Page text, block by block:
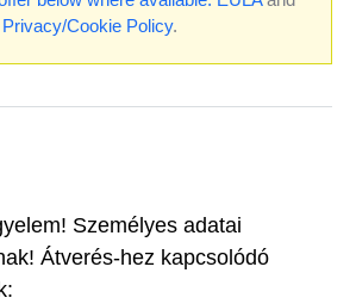
Privacy/Cookie Policy.
Személyes adatai
Átverés-hez kapcsolódó